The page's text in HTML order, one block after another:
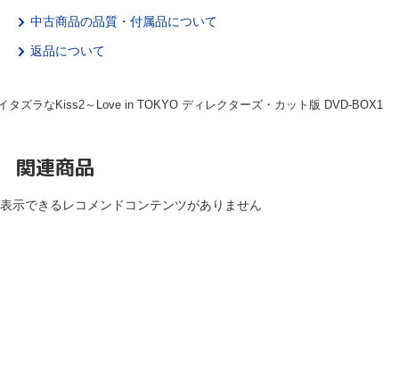
中古商品の品質・付属品について
返品について
タズラなKiss2～Love in TOKYO ディレクターズ・カット版 DVD-BOX1
関連商品
表示できるレコメンドコンテンツがありません